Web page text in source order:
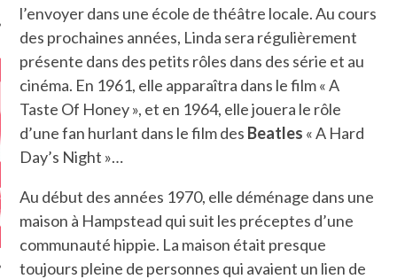
l’envoyer dans une école de théâtre locale. Au cours
des prochaines années, Linda sera régulièrement
présente dans des petits rôles dans des série et au
cinéma. En 1961, elle apparaîtra dans le film « A
Taste Of Honey », et en 1964, elle jouera le rôle
d’une fan hurlant dans le film des Beatles « A Hard
Day’s Night »…
Au début des années 1970, elle déménage dans une
maison à Hampstead qui suit les préceptes d’une
communauté hippie. La maison était presque
toujours pleine de personnes qui avaient un lien de